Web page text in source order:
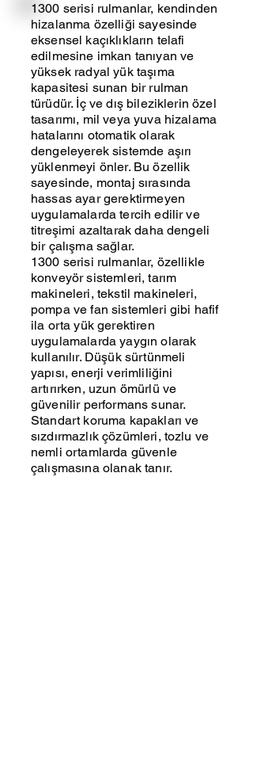
1300 serisi rulmanlar, kendinden
hizalanma özelliği sayesinde
eksensel kaçıklıkların telafi
edilmesine imkan tanıyan ve
yüksek radyal yük taşıma
kapasitesi sunan bir rulman
türüdür. İç ve dış bileziklerin özel
tasarımı, mil veya yuva hizalama
hatalarını otomatik olarak
dengeleyerek sistemde aşırı
yüklenmeyi önler. Bu özellik
sayesinde, montaj sırasında
hassas ayar gerektirmeyen
uygulamalarda tercih edilir ve
titreşimi azaltarak daha dengeli
bir çalışma sağlar.
1300 serisi rulmanlar, özellikle
konveyör sistemleri, tarım
makineleri, tekstil makineleri,
pompa ve fan sistemleri gibi hafif
ila orta yük gerektiren
uygulamalarda yaygın olarak
kullanılır. Düşük sürtünmeli
yapısı, enerji verimliliğini
artırırken, uzun ömürlü ve
güvenilir performans sunar.
Standart koruma kapakları ve
sızdırmazlık çözümleri, tozlu ve
nemli ortamlarda güvenle
çalışmasına olanak tanır.